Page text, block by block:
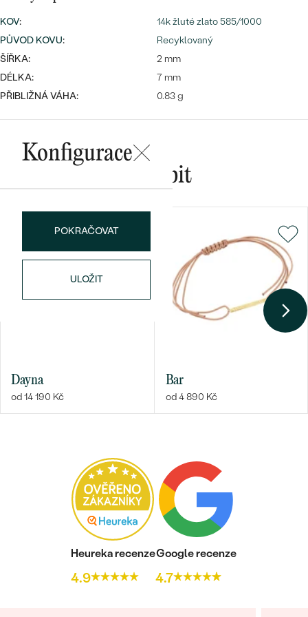
Wave kolekce
PODLE TVARU KAMENE
NA MÍRU
DIAMANTY
Bestsellery
PROHLÉDNOUT
Personalizované
přívěsky
Nejprodávanější
PROHLÉDNOUT
KOV:
14k žluté zlato 585/1000
PŮVOD KOVU:
Recyklovaný
ŠÍŘKA:
2 mm
DÉLKA:
7 mm
PŘIBLIŽNÁ VÁHA:
0.83 g
Konfigurace
POKRAČOVAT
ULOŽIT
Mohlo by se vám líbit
Dayna
od 14 190 Kč
Bar
od 4 890 Kč
Heureka recenze
4.9
Google recenze
4.7